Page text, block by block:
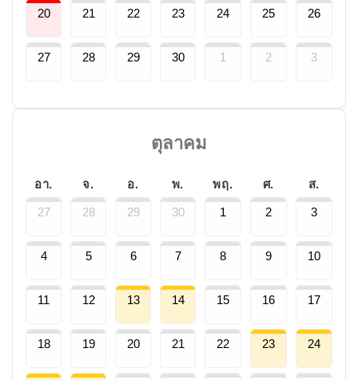
20 21 22 23 24 25 26
27 28 29 30 1 2 3
ตุลาคม
อา. จ. อ. พ. พฤ. ศ. ส.
27 28 29 30 1 2 3
4 5 6 7 8 9 10
11 12 13 14 15 16 17
18 19 20 21 22 23 24